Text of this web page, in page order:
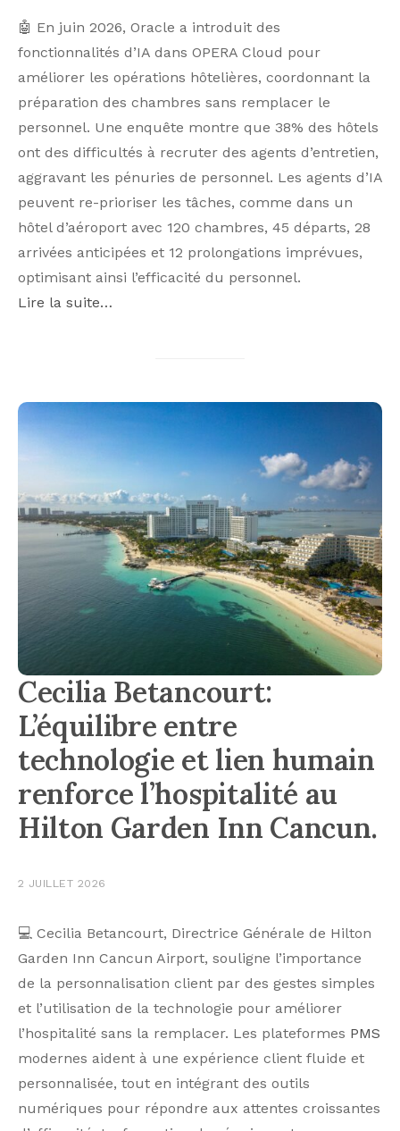
🤖 En juin 2026, Oracle a introduit des
fonctionnalités d’IA dans OPERA Cloud pour
améliorer les opérations hôtelières, coordonnant la
préparation des chambres sans remplacer le
personnel. Une enquête montre que 38% des hôtels
ont des difficultés à recruter des agents d’entretien,
aggravant les pénuries de personnel. Les agents d’IA
peuvent re-prioriser les tâches, comme dans un
hôtel d’aéroport avec 120 chambres, 45 départs, 28
arrivées anticipées et 12 prolongations imprévues,
optimisant ainsi l’efficacité du personnel.
Lire la suite…
Cecilia Betancourt:
L’équilibre entre
technologie et lien humain
renforce l’hospitalité au
Hilton Garden Inn Cancun.
2 JUILLET 2026
💻 Cecilia Betancourt, Directrice Générale de Hilton
Garden Inn Cancun Airport, souligne l’importance
de la personnalisation client par des gestes simples
et l’utilisation de la technologie pour améliorer
l’hospitalité sans la remplacer. Les plateformes PMS
modernes aident à une expérience client fluide et
personnalisée, tout en intégrant des outils
numériques pour répondre aux attentes croissantes